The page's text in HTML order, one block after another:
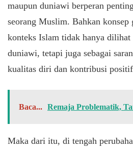
maupun duniawi berperan
seorang Muslim. Bahkan konsep
konteks Islam tidak hanya dilihat
duniawi, tetapi juga sebagai
kualitas diri dan kontribusi
Baca... Remaja Problematik,
Maka dari itu, di tengah